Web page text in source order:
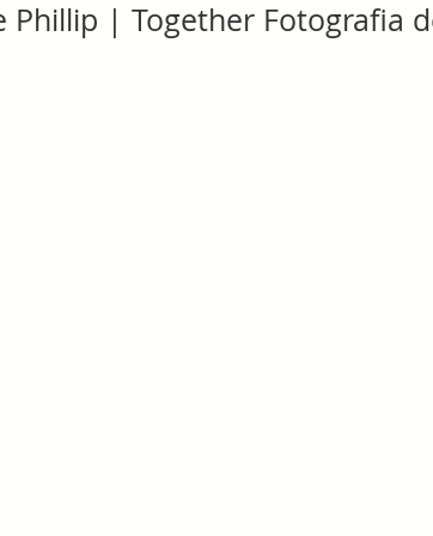
Phillip | Together Fotografia